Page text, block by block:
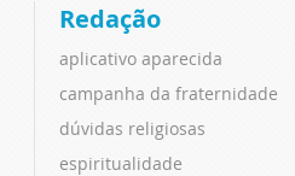
Redação
aplicativo aparecida
campanha da fraternidade
dúvidas religiosas
espiritualidade